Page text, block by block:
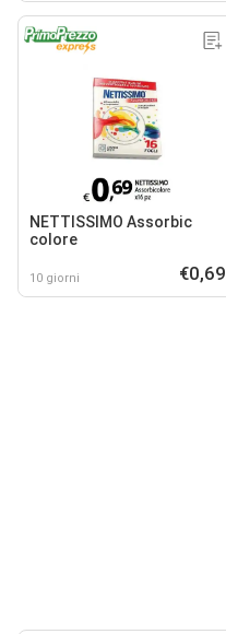
NETTISSIMO Assorbic
colore
10 giorni €0,69